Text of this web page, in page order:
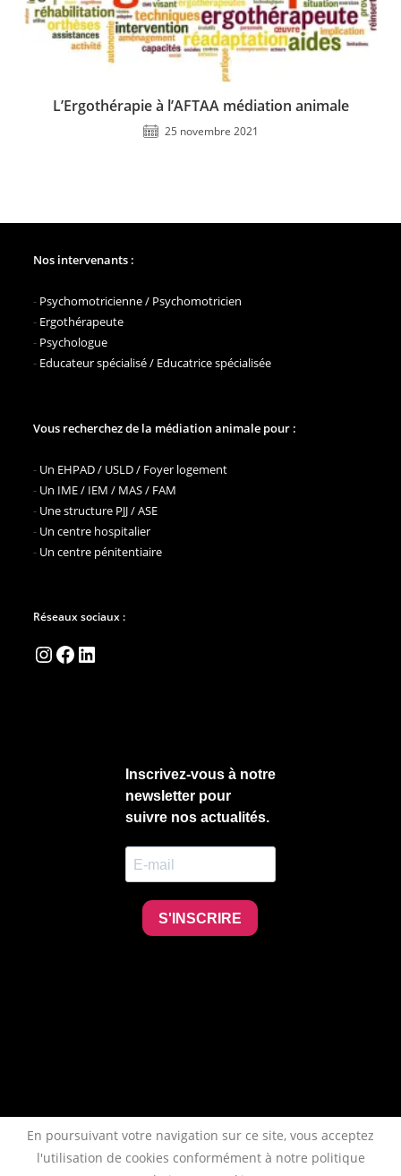
L’Ergothérapie à l’AFTAA médiation animale
25 novembre 2021
Nos intervenants :
- Psychomotricienne / Psychomotricien
- Ergothérapeute
- Psychologue
- Educateur spécialisé / Educatrice spécialisée
Vous recherchez de la médiation animale pour :
- Un EHPAD / USLD / Foyer logement
- Un IME / IEM / MAS / FAM
- Une structure PJJ / ASE
- Un centre hospitalier
- Un centre pénitentiaire
Réseaux sociaux :
Instagram
Facebook
LinkedIn
En poursuivant votre navigation sur ce site, vous acceptez
l'utilisation de cookies conformément à notre politique